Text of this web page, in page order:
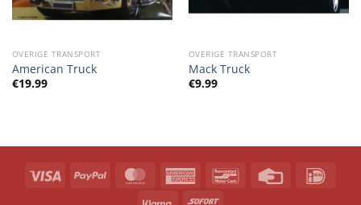
OVERIGE TRANSPORT
American Truck
€19.99
OVERIGE TRANSPORT
Mack Truck
€9.99